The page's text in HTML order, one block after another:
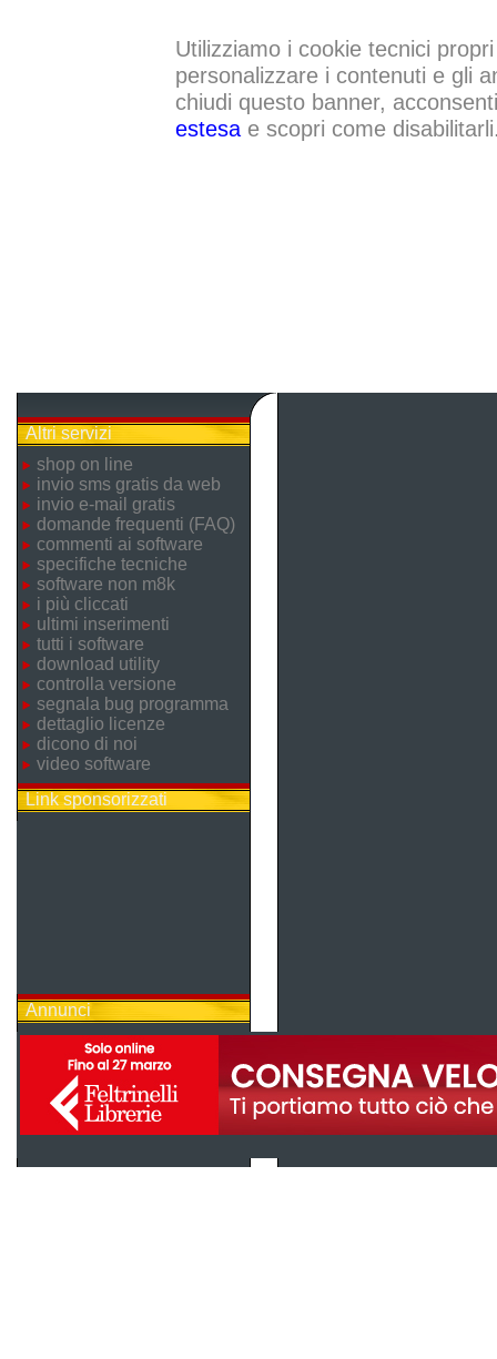
Utilizziamo i cookie tecnici
personalizzare i contenuti e gli
chiudi questo banner,
estesae scopri come
Altri servizi
shop on line
invio sms gratis da web
invio e-mail gratis
domande frequenti (FAQ)
commenti ai software
specifiche tecniche
software non m8k
i più cliccati
ultimi inserimenti
tutti i software
download utility
controlla versione
segnala bug programma
dettaglio licenze
dicono di noi
video software
Link sponsorizzati
Annunci